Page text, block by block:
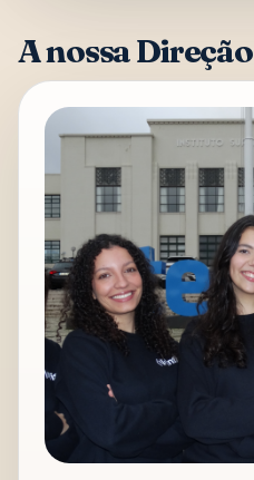
A nossa Direção